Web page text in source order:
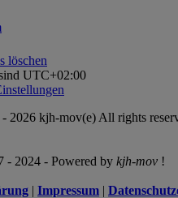
löschen
UTC+02:00
2026 kjh-mov(e) All rights
- 2024 - Powered by kjh-mov !
| Impressum |